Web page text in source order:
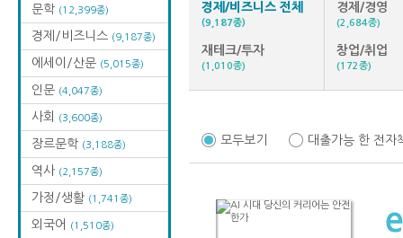
문학 (12,399종)
경제/비즈니스 (9,187종)
에세이/산문 (5,015종)
인문 (4,047종)
사회 (3,600종)
장르문학 (3,188종)
역사 (2,157종)
가정/생활 (1,741종)
외국어 (1,510종)
경제/비즈니스 전체
(9,187종)
경제/경영
(2,684종)
재테크/투자
(1,010종)
창업/취업
(172종)
모두보기 대출가능 한 전자